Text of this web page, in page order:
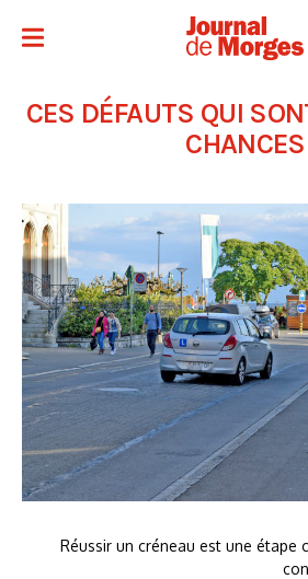
CES DÉFAUTS QUI
CHANCES
Réussir un créneau est une étape